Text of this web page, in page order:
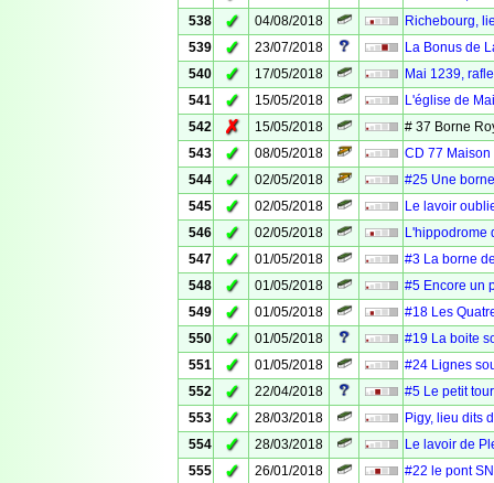
538
✓ 04/08/2018
Richebourg,
539
✓ 23/07/2018
La Bonus de
540
✓ 17/05/2018
Mai 1239,
541
✓ 15/05/2018
L'église de
542
✗ 15/05/2018
# 37 Borne
543
✓ 08/05/2018
CD 77 Maison
544
✓ 02/05/2018
#25 Une
545
✓ 02/05/2018
Le lavoir
546
✓ 02/05/2018
L'hippodrome
547
✓ 01/05/2018
#3 La borne
548
✓ 01/05/2018
#5 Encore un
549
✓ 01/05/2018
#18 Les
550
✓ 01/05/2018
#19 La boite
551
✓ 01/05/2018
#24 Lignes
552
✓ 22/04/2018
#5 Le petit
553
✓ 28/03/2018
Pigy, lieu dits
554
✓ 28/03/2018
Le lavoir de
555
✓ 26/01/2018
#22 le pont